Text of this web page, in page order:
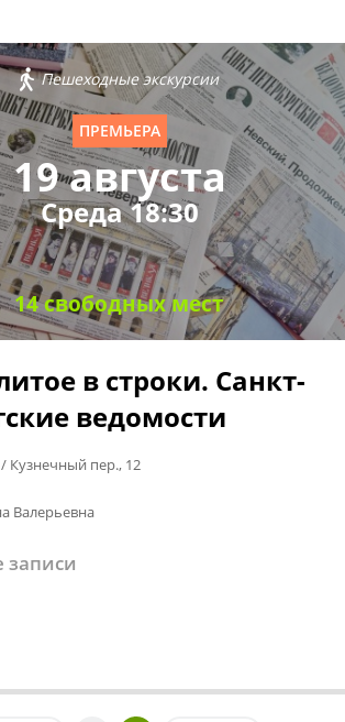
Пешеходные экскурсии
ПРЕМЬЕРА
19 августа
Среда 18:30
14 свободных мест
в строки. Санкт-
ведомости
Кузнечный пер., 12
Валерьевна